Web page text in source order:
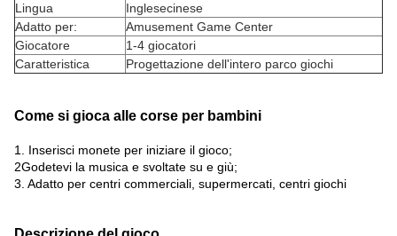
Lingua
Inglesecinese
Adatto per:
Amusement Game Center
Giocatore
1-4 giocatori
Caratteristica
Progettazione dell'intero parco giochi
Come si gioca alle corse per bambini
1. Inserisci monete per iniziare il gioco;
2Godetevi la musica e svoltate su e giù;
3. Adatto per centri commerciali, supermercati, centri giochi